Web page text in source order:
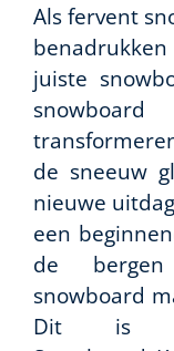
Als fervent
juiste
de sneeuw
nieuwe
een
de
snowboard
Dit is